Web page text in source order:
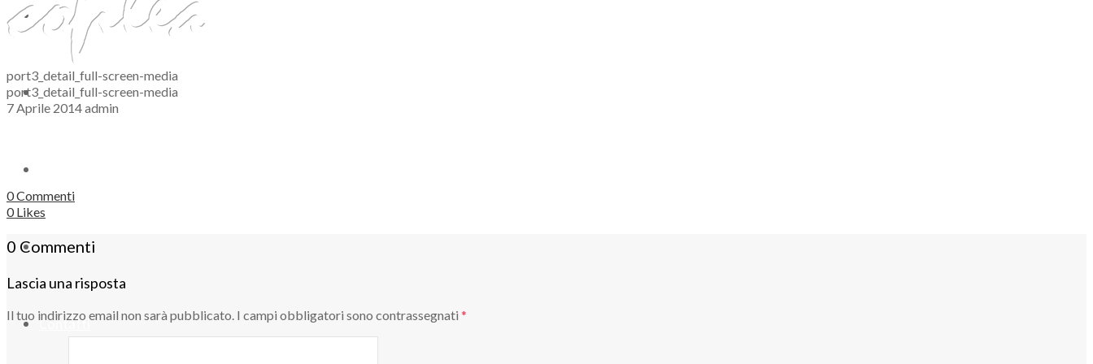
Servizi
Risparmio Energetico
News
Contatti
port3_detail_full-screen-media
port3_detail_full-screen-media
7 Aprile 2014admin
0 Commenti
0Likes
0 Commenti
Lascia una risposta
Il tuo indirizzo email non sarà pubblicato. I campi obbligatori sono contrassegnati *